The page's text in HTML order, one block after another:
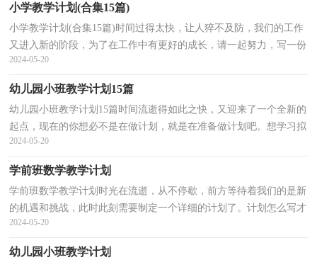
小学教学计划(合集15篇)
小学教学计划(合集15篇)时间过得太快，让人猝不及防，我们的工作
又进入新的阶段，为了在工作中有更好的成长，请一起努力，写一份
计划吧。我们该怎么拟定计划呢？以下是小编精心整理的小...
2024-05-20
幼儿园小班教学计划15篇
幼儿园小班教学计划15篇时间流逝得如此之快，又迎来了一个全新的
起点，现在的你想必不是在做计划，就是在准备做计划吧。想学习拟
定计划却不知道该请教谁？以下是小编整理的幼儿园小...
2024-05-20
学前班数学教学计划
学前班数学教学计划时光在流逝，从不停歇，前方等待着我们的是新
的机遇和挑战，此时此刻需要制定一个详细的计划了。计划怎么写才
不会流于形式呢？以下是小编为大家整理的学前班数学...
2024-05-20
幼儿园小班教学计划